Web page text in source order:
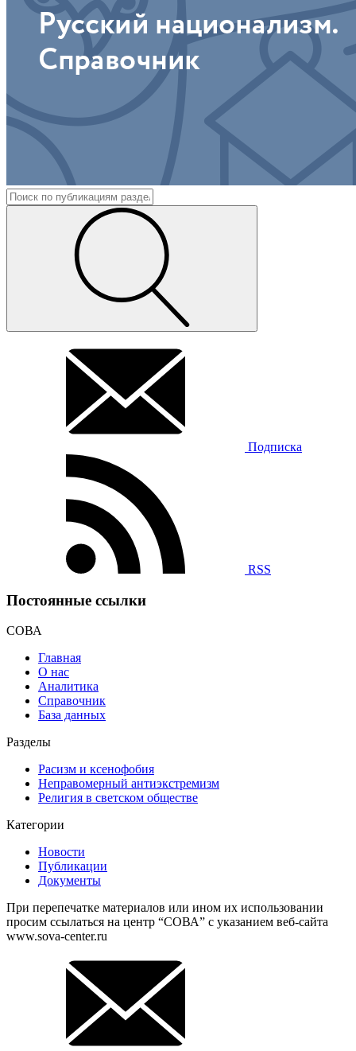
Подписка
RSS
Постоянные ссылки
СОВА
Главная
О нас
Аналитика
Справочник
База данных
Разделы
Расизм и ксенофобия
Неправомерный антиэкстремизм
Религия в светском обществе
Категории
Новости
Публикации
Документы
При перепечатке материалов или ином их использовании
просим ссылаться на центр “СОВА” с указанием веб-сайта
www.sova-center.ru